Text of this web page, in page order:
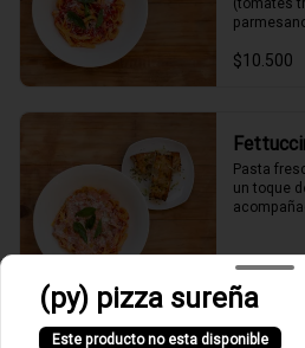
$10.500
Pasta
un toque
$10.500
(py) pizza sureña
Este producto no esta disponible